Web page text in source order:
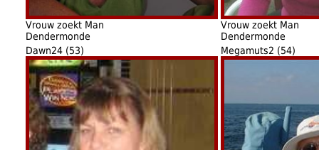
Vrouw zoekt Man
Dendermonde
Vrouw zoekt Man
Dendermonde
Dawn24 (53)
Megamuts2 (54)